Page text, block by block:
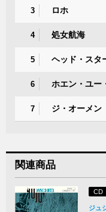
3 ロホ
4 処女航海
5 ヘッド・スタ
6 ホエン・ユー
7 ジ・オーメン
関連商品
CD
ジュ